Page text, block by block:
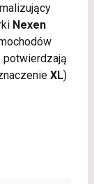
Nexen
potwierdzają
XL)